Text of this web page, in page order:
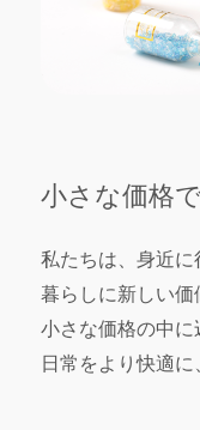
小さな価格
私たちは、身近に
暮らしに新しい価
小さな価格の中に
日常をより快適に